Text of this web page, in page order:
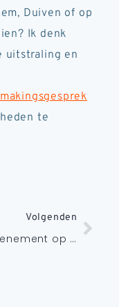
Duiven of op
Ik denk
uitstraling en
te
Volgenden
Een evenement op je eigen locatie: authentiek én waardevol